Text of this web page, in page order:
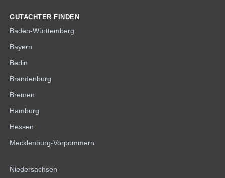
GUTACHTER FINDEN
Baden-Württemberg
Bayern
Berlin
Brandenburg
Bremen
Hamburg
Hessen
Mecklenburg-Vorpommern
Niedersachsen